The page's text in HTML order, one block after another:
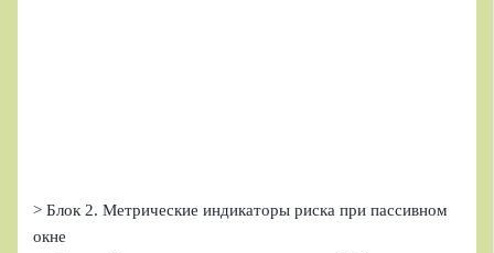
> Блок 2. Метрические индикаторы риска при пассивном
окне